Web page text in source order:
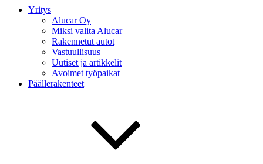
Yritys
Alucar Oy
Miksi valita Alucar
Rakennetut autot
Vastuullisuus
Uutiset ja artikkelit
Avoimet työpaikat
Päällerakenteet